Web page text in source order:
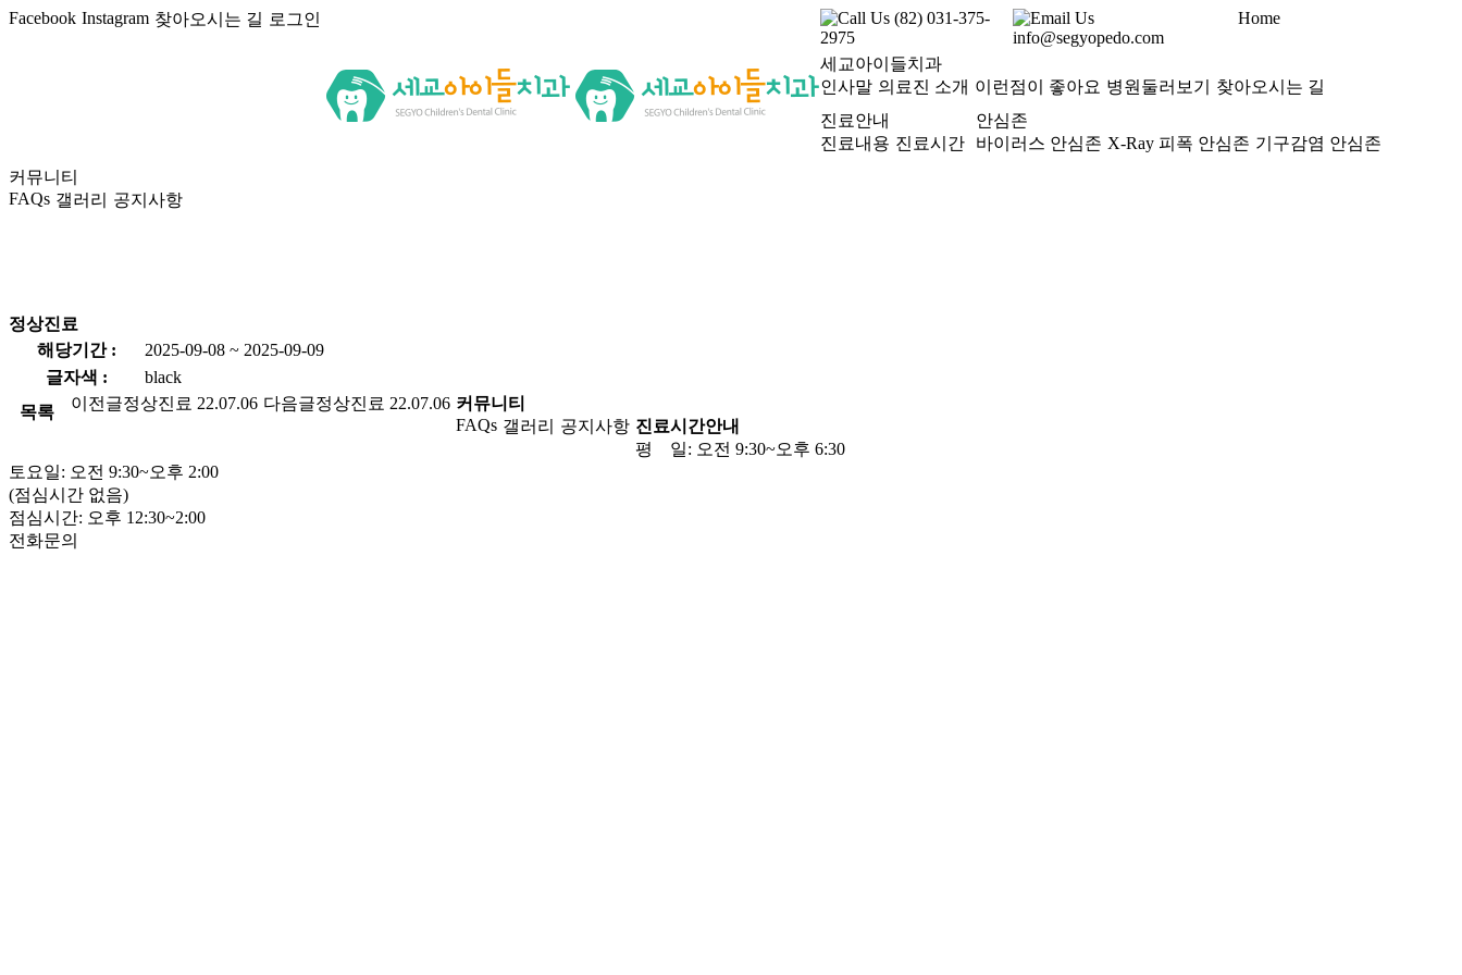
Facebook Instagram 찾아오시는 길 로그인 Call Us (82) 031-375-
2975
Email Us
info@segyopedo.com
Home
세교아이들치과
인사말 의료진 소개 이런점이 좋아요 병원둘러보기
찾아오시는 길
진료안내
진료내용 진료시간
안심존
바이러스 안심존 X-Ray 피폭 안심존 기구감염 안심존
커뮤니티
FAQs 갤러리 공지사항
정상진료
해당기간 :
2025-09-08 ~ 2025-09-09
글자색 :
black
목록
이전글정상진료 22.07.06 다음글정상진료 22.07.06 커뮤니티
FAQs 갤러리 공지사항 진료시간안내
평 일: 오전 9:30~오후 6:30
토요일: 오전 9:30~오후 2:00
(점심시간 없음)
점심시간: 오후 12:30~2:00
전화문의